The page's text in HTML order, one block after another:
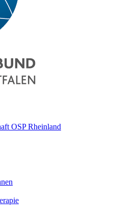
OSP Rheinland